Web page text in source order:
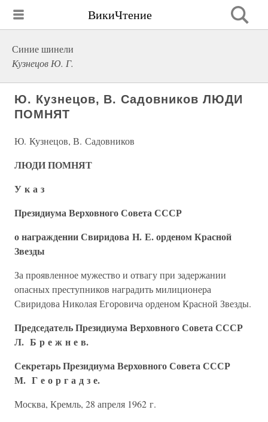
ВикиЧтение
Синие шинели
Кузнецов Ю. Г.
Ю. Кузнецов, В. Садовников ЛЮДИ
ПОМНЯТ
Ю. Кузнецов, В. Садовников
ЛЮДИ ПОМНЯТ
У к а з
Президиума Верховного Совета СССР
о награждении Свиридова Н. Е. орденом Красной
Звезды
За проявленное мужество и отвагу при задержании
опасных преступников наградить милиционера
Свиридова Николая Егоровича орденом Красной Звезды.
Председатель Президиума Верховного Совета СССР
Л. Б р е ж н е в.
Секретарь Президиума Верховного Совета СССР
М. Г е о р г а д з е.
Москва, Кремль, 28 апреля 1962 г.